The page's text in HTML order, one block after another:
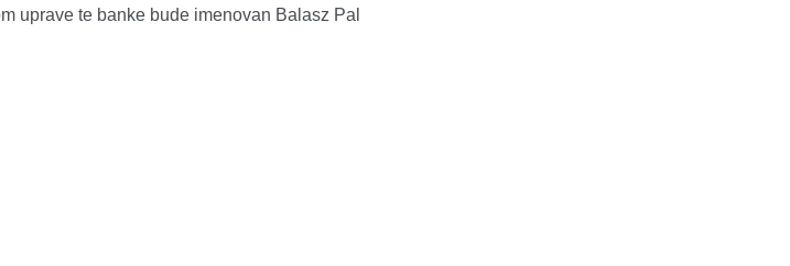
uprave te banke bude imenovan Balasz Pal